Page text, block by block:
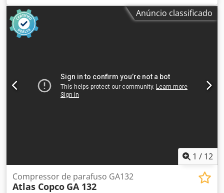
Compressor de parafuso ATLAS COPCO GA 45
Cedpfjukvvajx Alnerf Com secador de refrigeração Motor
de 45 kW Capacidade: 7,20 m³/min Pressão: 7,5 bar
Compressor totalmente funcional.
Anúncio classificado
1 / 12
Compressor de parafuso GA132
Atlas Copco GA 132